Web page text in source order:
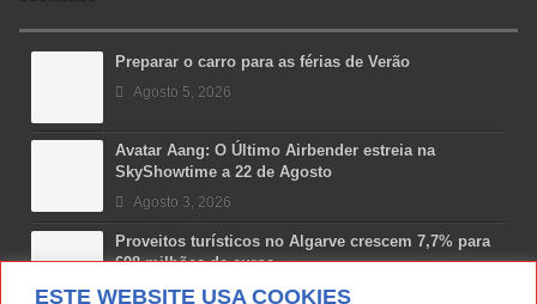
ESTE WEBSITE USA COOKIES
Preparar o carro para as férias de Verão
Agosto 5, 2026
Avatar Aang: O Último Airbender estreia na
SkyShowtime a 22 de Agosto
Agosto 3, 2026
Proveitos turísticos no Algarve crescem 7,7% para
698 milhões de euros
Julho 31, 2026